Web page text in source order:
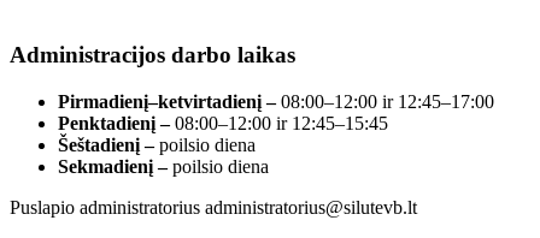
Administracijos darbo laikas
Pirmadienį–ketvirtadienį –08:00–12:00 ir 12:45–17:00
Penktadienį –08:00–12:00 ir 12:45–15:45
Šeštadienį –poilsio diena
Sekmadienį –poilsio diena
Puslapio administratorius administratorius@silutevb.lt